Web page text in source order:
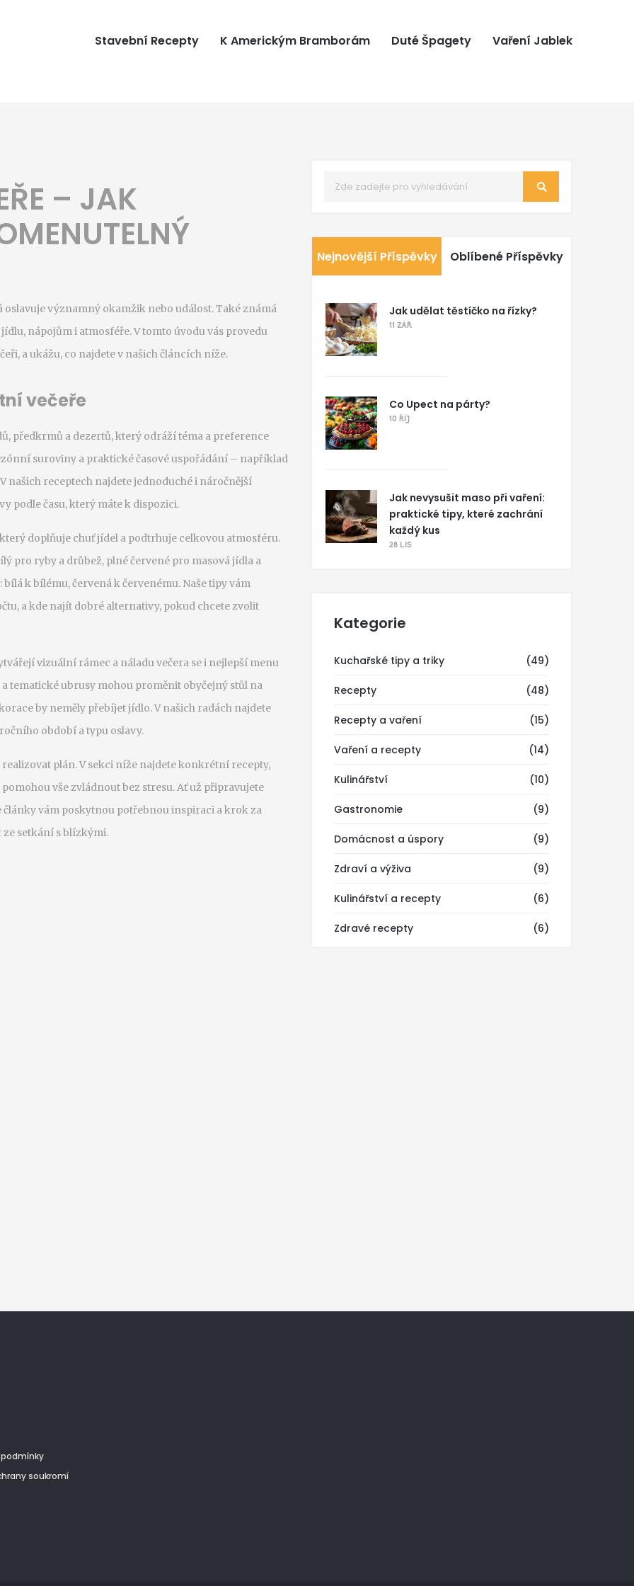
Stavební Recepty K Americkým Bramborám Duté Špagety Vaření Jablek
– JAK
oslavuje významný okamžik nebo událost. Také známá
nápojům i atmosféře. V tomto úvodu vás provedu
a ukážu, co najdete v našich článcích níže.
večeře
předkrmů a dezertů, který odráží téma a preference
suroviny a praktické časové uspořádání – například
našich receptech najdete jednoduché i náročnější
podle času, který máte k dispozici.
doplňuje chuť jídel a podtrhuje celkovou atmosféru.
pro ryby a drůbež, plné červené pro masová jídla a
k bílému, červená k červenému. Naše tipy vám
a kde najít dobré alternativy, pokud chcete zvolit
vizuální rámec a náladu večera se i nejlepší menu
tematické ubrusy mohou proměnit obyčejný stůl na
by neměly přebíjet jídlo. V našich radách najdete
období a typu oslavy.
plán. V sekci níže najdete konkrétní recepty,
vše zvládnout bez stresu. Ať už připravujete
vám poskytnou potřebnou inspiraci a krok za
ze setkání s blízkými.
Nejnovější Příspěvky Oblíbené Příspěvky
Jak udělat těstíčko na řízky?
11 ZÁŘ
Co Upect na párty?
10 ŘÍJ
Jak nevysušit maso při vaření:
praktické tipy, které zachrání
každý kus
28 LIS
Kategorie
Kuchařské tipy a triky (49)
Recepty (48)
Recepty a vaření (15)
Vaření a recepty (14)
Kulinářství (10)
Gastronomie (9)
Domácnost a úspory (9)
Zdraví a výživa (9)
Kulinářství a recepty (6)
Zdravé recepty (6)
soukromí